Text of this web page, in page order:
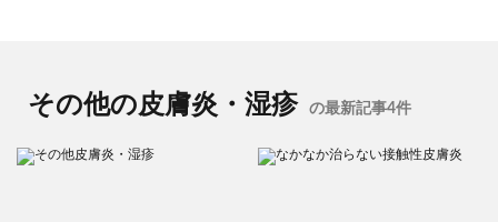
その他の皮膚炎・湿疹 の最新記事4件